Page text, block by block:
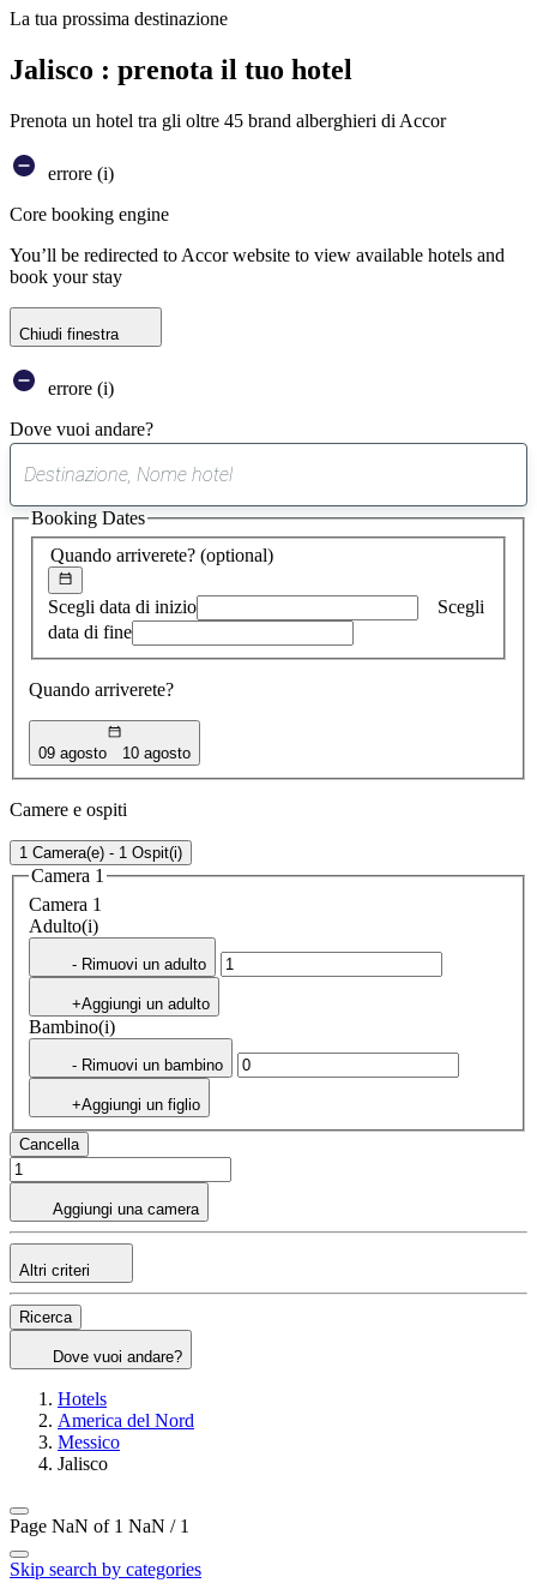
La tua prossima destinazione
Jalisco : prenota il tuo hotel
Prenota un hotel tra gli oltre 45 brand alberghieri di Accor
errore (i)
Core booking engine
You’ll be redirected to Accor website to view available hotels and
book your stay
Chiudi finestra
errore (i)
Dove vuoi andare?
suggerimento
trovato
Quando arriverete? (optional)
Scegli data di inizio
Scegli
data di fine
Quando arriverete?
09 agosto 10 agosto
Booking Dates
Camere e ospiti
1 Camera(e) - 1 Ospit(i)
Camera 1
Camera 1
Adulto(i)
- Rimuovi un adulto
+Aggiungi un adulto
Bambino(i)
- Rimuovi un bambino
+Aggiungi un figlio
Cancella
Aggiungi una camera
Altri criteri
Ricerca
Dove vuoi andare?
Hotels
America del Nord
Messico
Jalisco
Page NaN of 1 NaN / 1
Skip search by categories